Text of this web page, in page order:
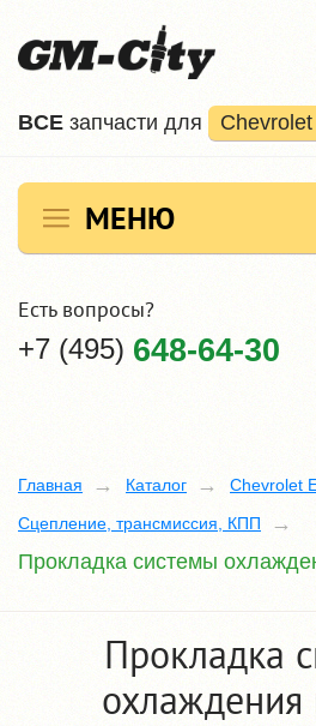
ВCE запчасти для Chevrolet
МЕНЮ
Есть вопросы?
+7 (495) 648-64-30
Главная Каталог
Chevrolet
Сцепление, трансмиссия, КПП
Прокладка системы
Прокладка
охлаждения